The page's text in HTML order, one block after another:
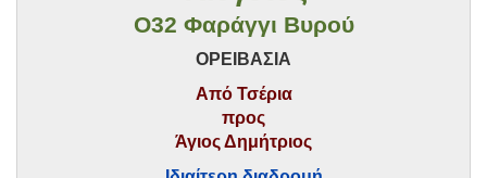
O32 Φαράγγι Βυρού
ΟΡΕΙΒΑΣΙΑ
Από Τσέρια
προς
Άγιος Δημήτριος